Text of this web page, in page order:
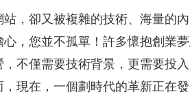
，卻又被複雜的技術、海量的
，您並不孤單！許多懷抱創業
不僅需要技術背景，更需要投
現在，一個劃時代的革新正在